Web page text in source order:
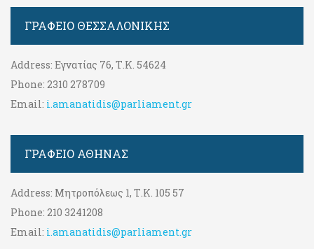
ΓΡΑΦΕΊΟ ΘΕΣΣΑΛΟΝΊΚΗΣ
Address: Εγνατίας 76, Τ.Κ. 54624
Phone: 2310 278709
Email: i.amanatidis@parliament.gr
ΓΡΑΦΕΊΟ ΑΘΉΝΑΣ
Address: Μητροπόλεως 1, Τ.Κ. 105 57
Phone: 210 3241208
Email: i.amanatidis@parliament.gr